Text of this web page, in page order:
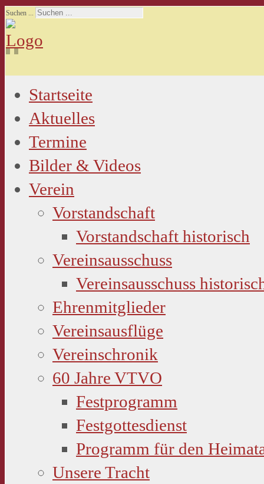
Suchen ...
Startseite
Aktuelles
Termine
Bilder & Videos
Verein
Vorstandschaft
Vorstandschaft historisch
Vereinsausschuss
Vereinsausschuss
Ehrenmitglieder
Vereinsausflüge
Vereinschronik
60 Jahre VTVO
Festprogramm
Festgottesdienst
Programm für den
Unsere Tracht